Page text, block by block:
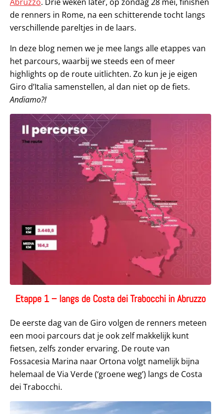
de renners in Rome, na een schitterende tocht langs
verschillende pareltjes in de laars.
In deze blog nemen we je mee langs alle etappes van
het parcours, waarbij we steeds een of meer
highlights op de route uitlichten. Zo kun je je eigen
Giro d’Italia samenstellen, al dan niet op de fiets.
Andiamo?!
Etappe 1 – langs de Costa dei Trabocchi in Abruzzo
De eerste dag van de Giro volgen de renners meteen
een mooi parcours dat je ook zelf makkelijk kunt
fietsen, zelfs zonder ervaring. De route van
Fossacesia Marina naar Ortona volgt namelijk bijna
helemaal de Via Verde (‘groene weg’) langs de Costa
dei Trabocchi.